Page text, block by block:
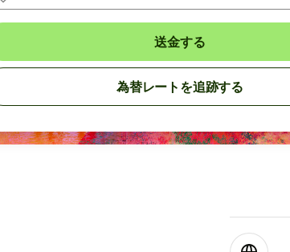
送金する
為替レートを追跡する